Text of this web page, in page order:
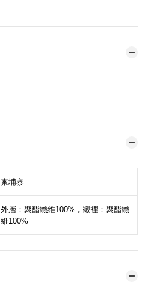
柬埔寨
外層：聚酯纖維100%，襯裡：聚酯纖
維100%